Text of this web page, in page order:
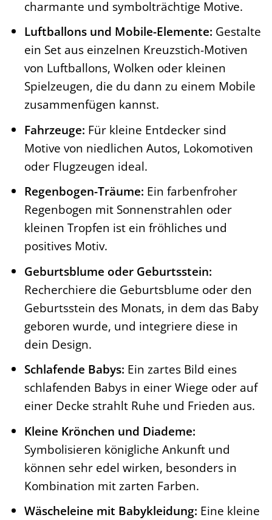
charmante und symbolträchtige Motive.
Luftballons und Mobile-Elemente: Gestalte
ein Set aus einzelnen Kreuzstich-Motiven
von Luftballons, Wolken oder kleinen
Spielzeugen, die du dann zu einem Mobile
zusammenfügen kannst.
Fahrzeuge: Für kleine Entdecker sind
Motive von niedlichen Autos, Lokomotiven
oder Flugzeugen ideal.
Regenbogen-Träume: Ein farbenfroher
Regenbogen mit Sonnenstrahlen oder
kleinen Tropfen ist ein fröhliches und
positives Motiv.
Geburtsblume oder Geburtsstein:
Recherchiere die Geburtsblume oder den
Geburtsstein des Monats, in dem das Baby
geboren wurde, und integriere diese in
dein Design.
Schlafende Babys: Ein zartes Bild eines
schlafenden Babys in einer Wiege oder auf
einer Decke strahlt Ruhe und Frieden aus.
Kleine Krönchen und Diademe:
Symbolisieren königliche Ankunft und
können sehr edel wirken, besonders in
Kombination mit zarten Farben.
Wäscheleine mit Babykleidung: Eine kleine